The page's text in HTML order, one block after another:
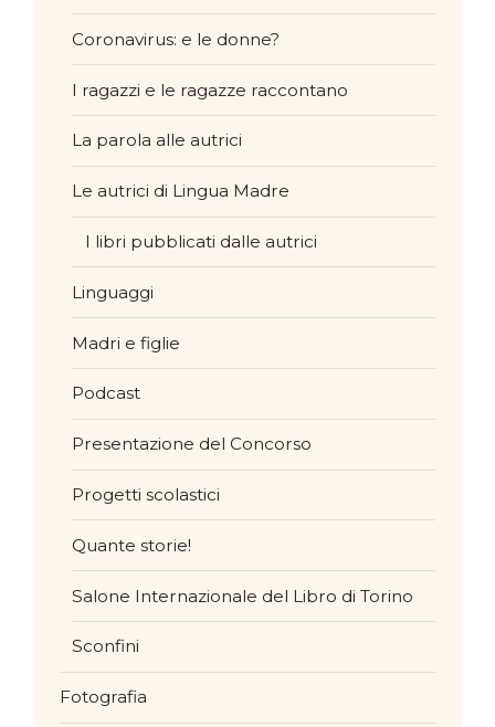
Coronavirus: e le donne?
I ragazzi e le ragazze raccontano
La parola alle autrici
Le autrici di Lingua Madre
I libri pubblicati dalle autrici
Linguaggi
Madri e figlie
Podcast
Presentazione del Concorso
Progetti scolastici
Quante storie!
Salone Internazionale del Libro di Torino
Sconfini
Fotografia